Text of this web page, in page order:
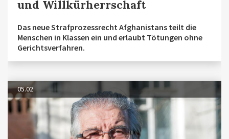
und Willkürherrschaft
Das neue Strafprozessrecht Afghanistans teilt die
Menschen in Klassen ein und erlaubt Tötungen ohne
Gerichtsverfahren.
05.02